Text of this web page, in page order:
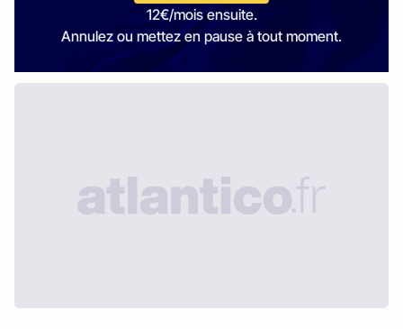
12€/mois ensuite.
Annulez ou mettez en pause à tout moment.